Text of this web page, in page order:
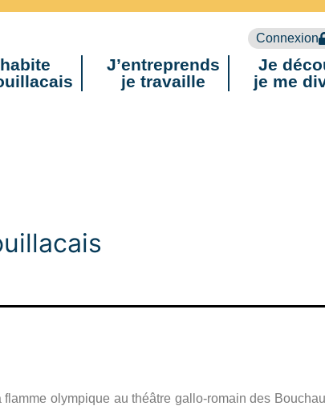
Connexion
J’entreprends
je travaille
Je
je me
olympique au théâtre gallo-romain des